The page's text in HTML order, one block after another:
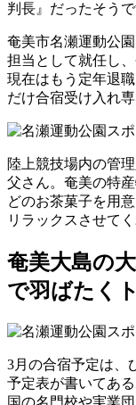
判長』だったそうで
奄美市名瀬運動公
担当として就任し、
現在はもう定年退職
だけ合宿受け入れ
陸上競技場内の管
父さん。 奄美の特
どのお茶菓子を用意
リラックスさせて
奄美大島の
で羽ばたく
3月の合宿予定は、
予定表が書いてあ
国の名門校や実業